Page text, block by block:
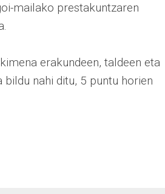
mailako prestakuntzaren
erakundeen, taldeen eta
nahi ditu, 5 puntu horien